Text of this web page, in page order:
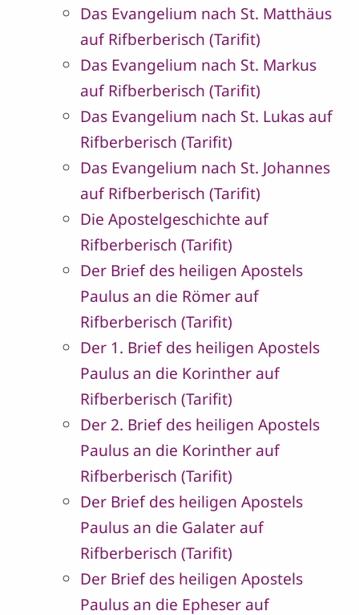
Das Evangelium nach St. Matthäus
auf Rifberberisch (Tarifit)
Das Evangelium nach St. Markus
auf Rifberberisch (Tarifit)
Das Evangelium nach St. Lukas auf
Rifberberisch (Tarifit)
Das Evangelium nach St. Johannes
auf Rifberberisch (Tarifit)
Die Apostelgeschichte auf
Rifberberisch (Tarifit)
Der Brief des heiligen Apostels
Paulus an die Römer auf
Rifberberisch (Tarifit)
Der 1. Brief des heiligen Apostels
Paulus an die Korinther auf
Rifberberisch (Tarifit)
Der 2. Brief des heiligen Apostels
Paulus an die Korinther auf
Rifberberisch (Tarifit)
Der Brief des heiligen Apostels
Paulus an die Galater auf
Rifberberisch (Tarifit)
Der Brief des heiligen Apostels
Paulus an die Epheser auf